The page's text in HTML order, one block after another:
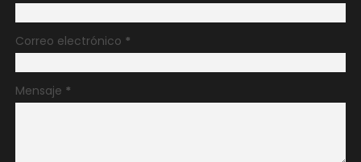
Correo electrónico *
Mensaje *